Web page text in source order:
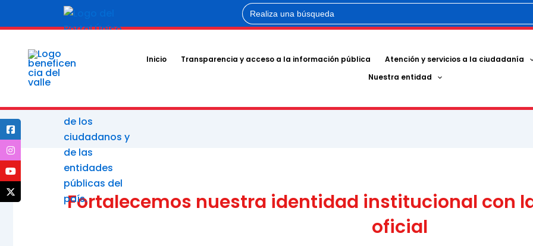
Buscar:
Inicio Transparencia y acceso a la información pública
Atención y servicios a la ciudadanía
Nuestra entidad
Fortalecemos nuestra identidad institucional con
oficial